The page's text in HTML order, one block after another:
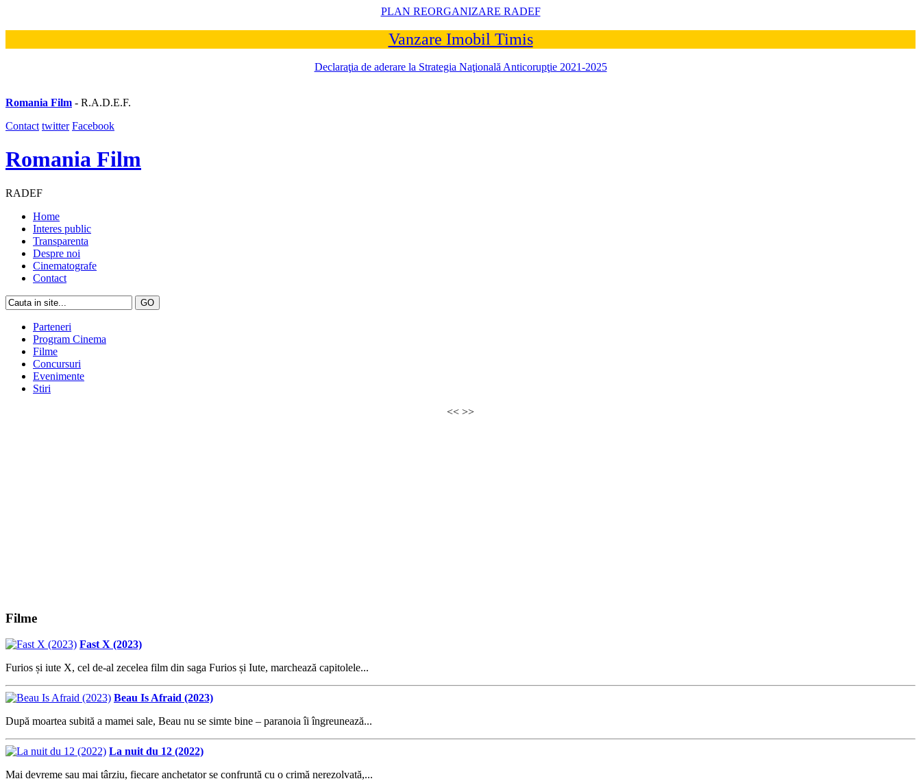
PLAN REORGANIZARE RADEF
Vanzare Imobil Timis
Declaraţia de aderare la Strategia Naţională Anticorupţie 2021-2025
Romania Film - R.A.D.E.F.
Contact twitter Facebook
Romania Film
RADEF
Home
Interes public
Transparenta
Despre noi
Cinematografe
Contact
Parteneri
Program Cinema
Filme
Concursuri
Evenimente
Stiri
<< >>
Filme
Fast X (2023)
Furios și iute X, cel de-al zecelea film din saga Furios și Iute, marchează capitolele...
Beau Is Afraid (2023)
După moartea subită a mamei sale, Beau nu se simte bine – paranoia îi îngreunează...
La nuit du 12 (2022)
Mai devreme sau mai târziu, fiecare anchetator se confruntă cu o crimă nerezolvată,...